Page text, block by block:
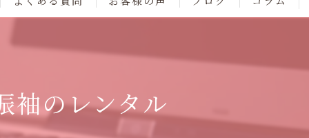
袖のレンタル